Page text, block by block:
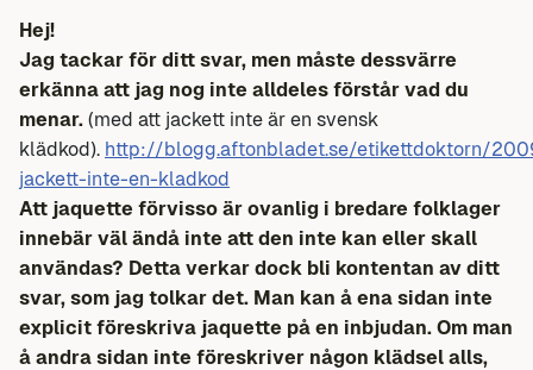
Hej!
Jag tackar för ditt svar, men måste dessvärre
erkänna att jag nog inte alldeles förstår vad du
menar. (med att jackett inte är en svensk
klädkod). http://blogg.aftonbladet.se/etikettdoktorn/
jackett-inte-en-kladkod
Att jaquette förvisso är ovanlig i bredare folklager
innebär väl ändå inte att den inte kan eller skall
användas? Detta verkar dock bli kontentan av ditt
svar, som jag tolkar det. Man kan å ena sidan inte
explicit föreskriva jaquette på en inbjudan. Om man
å andra sidan inte föreskriver någon klädsel alls,